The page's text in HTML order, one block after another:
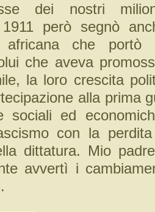
dei nostri
1911 però segnò
africana che portò
che aveva
la loro crescita
alla prima
sociali ed
con la
dittatura. Mio
avvertì i